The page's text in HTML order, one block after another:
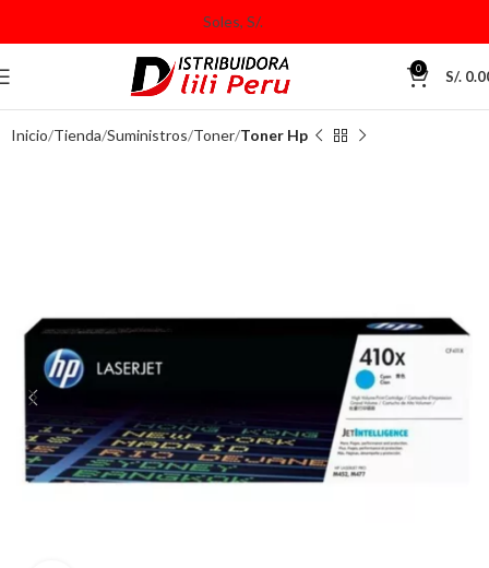
0 S/.
Inicio Tienda Suministros Toner Toner Hp